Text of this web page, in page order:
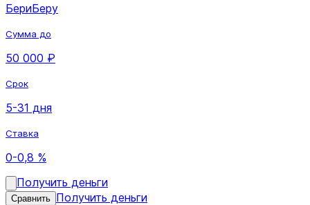
БериБеру
Сумма до
50 000 ₽
Срок
5-31 дня
Ставка
0-0,8 %
Получить деньги
Сравнить Получить деньги